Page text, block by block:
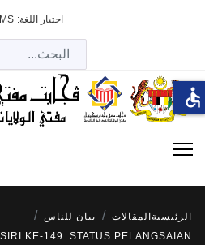
اختيار اللغة: MS
الرئيسية المقالات
بيان للناس
KE-149: STATUS PELANGSAIAN
accessible